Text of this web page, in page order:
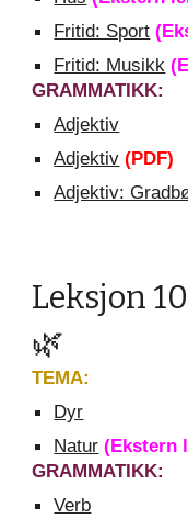
Fritid: Sport
Fritid: Musikk
GRAMMATIKK:
Adjektiv
Adjektiv (PDF)
Adjektiv:
Leksjon
🌿
TEMA:
Dyr
Natur (Ekstern
GRAMMATIKK:
Verb